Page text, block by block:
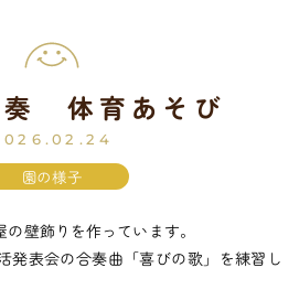
野 幼 稚 園
入園案内
未 就 園 児 教 室
つくしの会
体育あそび
園の様子
壁飾りを作っています。
発表会の合奏曲「喜びの歌」を練習し